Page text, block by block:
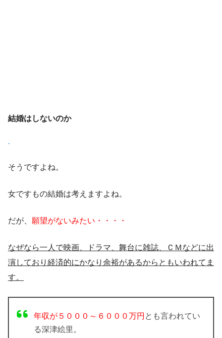
結婚はしないのか
そうですよね。
女ですもの結婚は考えますよね。
だが、 願望がないみたい・・・・
なぜなら一人で映画、ドラマ、舞台に雑誌、ＣＭなどに出
演しており経済的にかなり余裕があるからともいわれてま
す。
年収が５０００～６０００万円 とも言われてい
る深津絵里。